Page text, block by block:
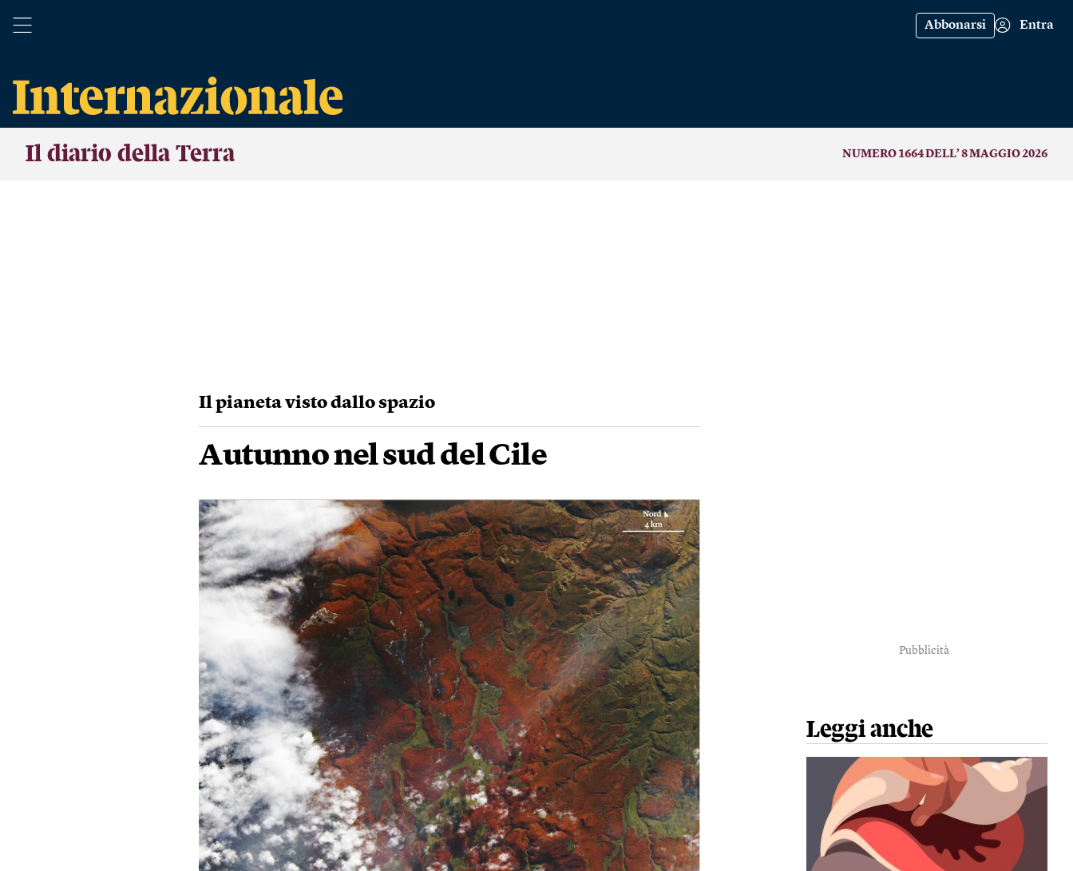
Abbonarsi Entra
Il diario della Terra NUMERO 1664 DELL’ 8 MAGGIO 2026
Il pianeta visto dallo spazio
Autunno nel sud del Cile
Pubblicità
Leggi anche